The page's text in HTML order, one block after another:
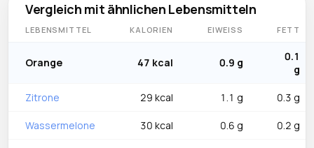
Vergleich mit ähnlichen Lebensmitteln
LEBENSMITTEL KALORIEN EIWEISS FETT
Orange 47 kcal 0.9 g
0.1
g
Zitrone 29 kcal 1.1 g 0.3 g
Wassermelone 30 kcal 0.6 g 0.2 g